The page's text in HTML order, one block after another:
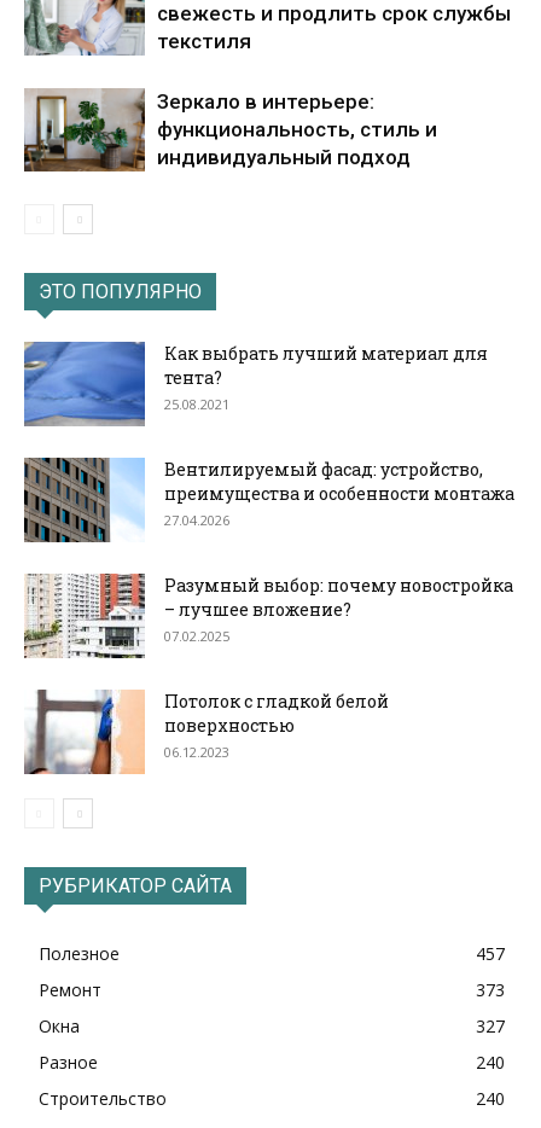
свежесть и продлить срок службы
текстиля
Зеркало в интерьере:
функциональность, стиль и
индивидуальный подход
ЭТО ПОПУЛЯРНО
Как выбрать лучший материал для
тента?
25.08.2021
Вентилируемый фасад: устройство,
преимущества и особенности монтажа
27.04.2026
Разумный выбор: почему новостройка
– лучшее вложение?
07.02.2025
Потолок с гладкой белой
поверхностью
06.12.2023
РУБРИКАТОР САЙТА
Полезное
457
Ремонт
373
Окна
327
Разное
240
Строительство
240